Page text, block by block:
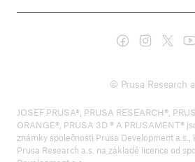
© Prusa Research
JOSEF PRUSA®, PRUSA RESEARCH®,
ORANGE®, PRUSA 3D ® A PRUSAMENT®
známky společnosti Prusa Development
Prusa Research a.s. na základě licence od